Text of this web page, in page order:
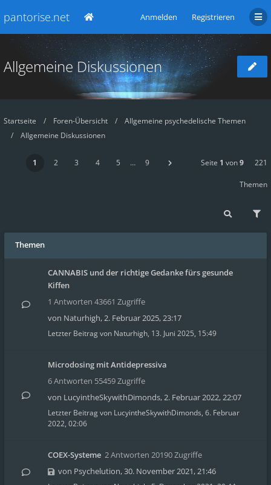
pantorise.net Anmelden Registrieren
Allgemeine Diskussionen
Startseite Foren-Übersicht
Allgemeine psychedelische Themen
Allgemeine Diskussionen
1 2 3 4 5 … 9 Seite 1 von9 221
Themen
Themen
CANNABIS und der richtige Gedanke fürs gesunde
Kiffen
1 Antworten 43661 Zugriffe
von Naturhigh,2. Februar 2025, 23:17
Letzter Beitrag von Naturhigh, 13. Juni 2025, 15:49
Microdosing mit Antidepressiva
6 Antworten 55459 Zugriffe
von LucyintheSkywithDimonds,2. Februar 2022, 22:07
Letzter Beitrag von LucyintheSkywithDimonds, 6. Februar
2022, 02:06
COEX-Systeme 2 Antworten 20190 Zugriffe
von Psychelution,30. November 2021, 21:46